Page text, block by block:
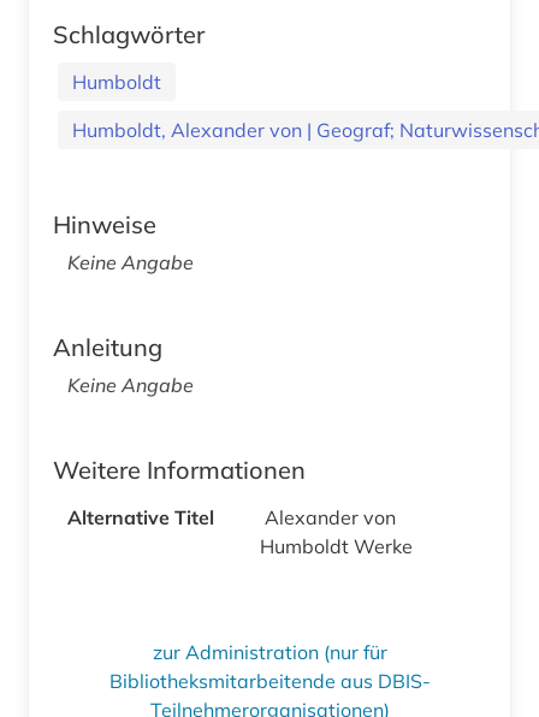
Schlagwörter
Humboldt
Humboldt, Alexander von | Geograf;
Hinweise
Keine Angabe
Anleitung
Keine Angabe
Weitere Informationen
Alternative Titel
Alexander von
Humboldt Werke
zur Administration (nur für
Bibliotheksmitarbeitende aus DBIS-
Teilnehmerorganisationen)